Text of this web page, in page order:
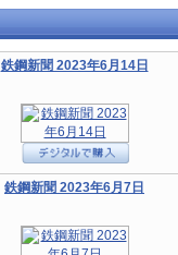
鉄鋼新聞 2023年6月14日
鉄鋼新聞 2023年6月7日